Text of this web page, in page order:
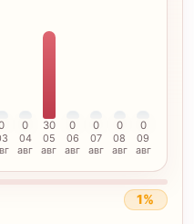
0
04
авг
30
05
авг
0
06
авг
0
07
авг
0
08
авг
0
09
авг
1%